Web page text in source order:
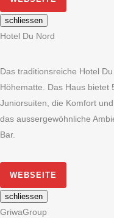
schliessen
Hotel Du Nord
Das traditionsreiche Hotel
Höhematte. Das Haus bietet
Juniorsuiten, die Komfort
das aussergewöhnliche
Bar.
WEBSEITE
schliessen
GriwaGroup